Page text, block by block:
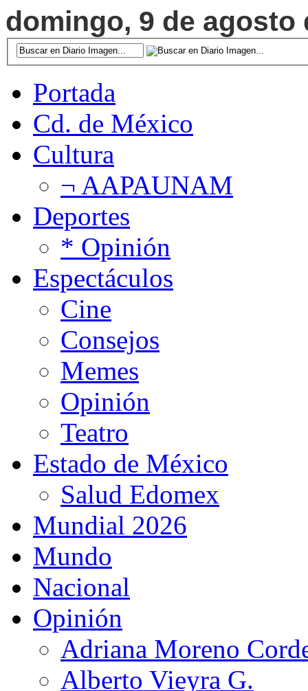
domingo, 9 de agosto
Portada
Cd. de México
Cultura
¬ AAPAUNAM
Deportes
* Opinión
Espectáculos
Cine
Consejos
Memes
Opinión
Teatro
Estado de México
Salud Edomex
Mundial 2026
Mundo
Nacional
Opinión
Adriana Moreno
Alberto Vieyra G.